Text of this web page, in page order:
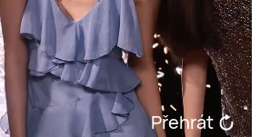
Přehrát